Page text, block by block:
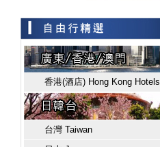
香港(酒店) Hong Kong Hotels
台灣 Taiwan